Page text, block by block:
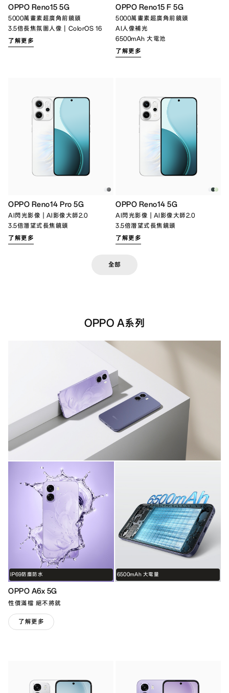
OPPO Reno15 5G
5000萬畫素超廣角前鏡頭
3.5倍長焦氛圍人像｜ColorOS 16
了解更多
OPPO Reno15 F 5G
5000萬畫素超廣角前鏡頭
AI人像補光
6500mAh 大電池
了解更多
OPPO Reno14 Pro 5G
AI閃光影像 | AI影像大師2.0
3.5倍潛望式長焦鏡頭
了解更多
OPPO Reno14 5G
AI閃光影像 | AI影像大師2.0
3.5倍潛望式長焦鏡頭
了解更多
全部
OPPO A系列
IP69防塵防水 6500mAh 大電量
OPPO A6x 5G
性價滿檔 絕不將就
了解更多